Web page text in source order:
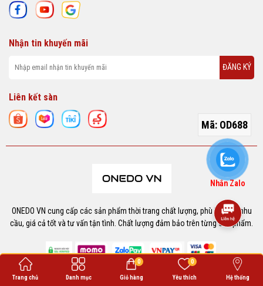
Mã: OD688
Nhận tin khuyến mãi
ĐĂNG KÝ
Liên kết sàn
ONEDO VN cung cấp các sản phẩm thời trang chất lượng, phù hợp với nhu
cầu, giá cả tốt và tư vấn tận tình. Chất lượng đảm bảo trên từng sản phẩm.
Trang chủ Danh mục Giỏ hàng
0
Yêu thích
0
Hệ thống
Nhắn Zalo